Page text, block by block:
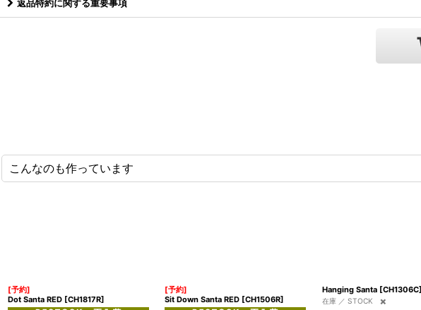
返品特約に関する重要事項
こんなのも作っています
[予約]
Dot Santa RED [CH1817R]
[予約]
Sit Down Santa RED [CH1506R]
Hanging Santa [CH1306C]
在庫 ／ STOCK ✖️